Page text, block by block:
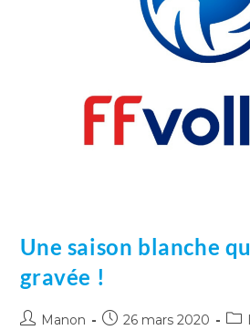
Une saison blanche
gravée !
Manon 26 mars 2020